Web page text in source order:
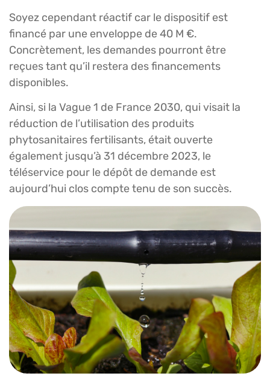
Soyez cependant réactif car le dispositif est
financé par une enveloppe de 40 M €.
Concrètement, les demandes pourront être
reçues tant qu’il restera des financements
disponibles.
Ainsi, si la Vague 1 de France 2030, qui visait la
réduction de l’utilisation des produits
phytosanitaires fertilisants, était ouverte
également jusqu’à 31 décembre 2023, le
téléservice pour le dépôt de demande est
aujourd’hui clos compte tenu de son succès.